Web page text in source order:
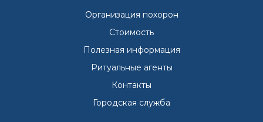
Организация похорон
Стоимость
Полезная информация
Ритуальные агенты
Контакты
Городская служба